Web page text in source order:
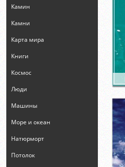
Камин
Камни
Карта мира
Книги
Космос
Люди
Машины
Море и океан
Натюрморт
Потолок